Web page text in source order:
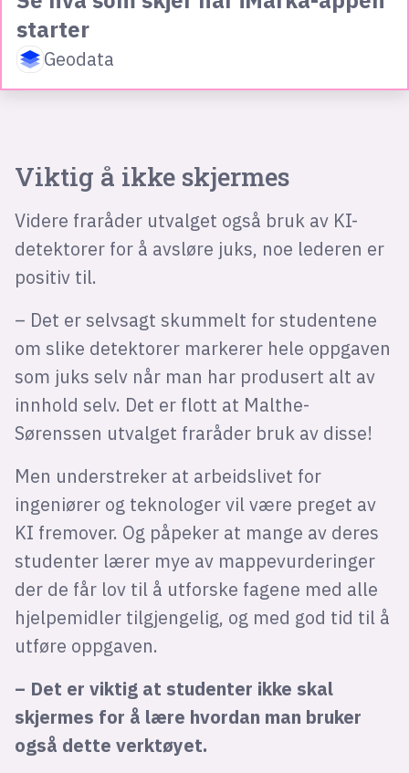
starter
Geodata
Viktig å ikke skjermes
Videre fraråder utvalget også bruk av KI-
detektorer for å avsløre juks, noe lederen er
positiv til.
– Det er selvsagt skummelt for studentene
om slike detektorer markerer hele oppgaven
som juks selv når man har produsert alt av
innhold selv. Det er flott at Malthe-
Sørenssen utvalget fraråder bruk av disse!
Men understreker at arbeidslivet for
ingeniører og teknologer vil være preget av
KI fremover. Og påpeker at mange av deres
studenter lærer mye av mappevurderinger
der de får lov til å utforske fagene med alle
hjelpemidler tilgjengelig, og med god tid til å
utføre oppgaven.
– Det er viktig at studenter ikke skal
skjermes for å lære hvordan man bruker
også dette verktøyet.